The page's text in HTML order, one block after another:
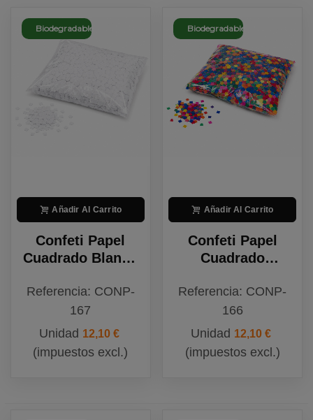
Biodegradable
Añadir Al Carrito
Confeti Papel
Cuadrado Blanco
Referencia: CONP-
167
Unidad 12,10 €
(impuestos excl.)
Biodegradable
Añadir Al Carrito
Confeti Papel
Cuadrado
Biodegradable
Referencia: CONP-
166
Unidad 12,10 €
(impuestos excl.)